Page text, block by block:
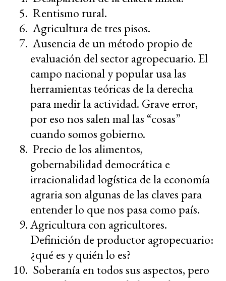
Rentismo rural.
Agricultura de tres pisos.
Ausencia de un método propio de
evaluación del sector agropecuario. El
campo nacional y popular usa las
herramientas teóricas de la derecha
para medir la actividad. Grave error,
por eso nos salen mal las “cosas”
cuando somos gobierno.
Precio de los alimentos,
gobernabilidad democrática e
irracionalidad logística de la economía
agraria son algunas de las claves para
entender lo que nos pasa como país.
Agricultura con agricultores.
Definición de productor agropecuario:
¿qué es y quién lo es?
Soberanía en todos sus aspectos, pero